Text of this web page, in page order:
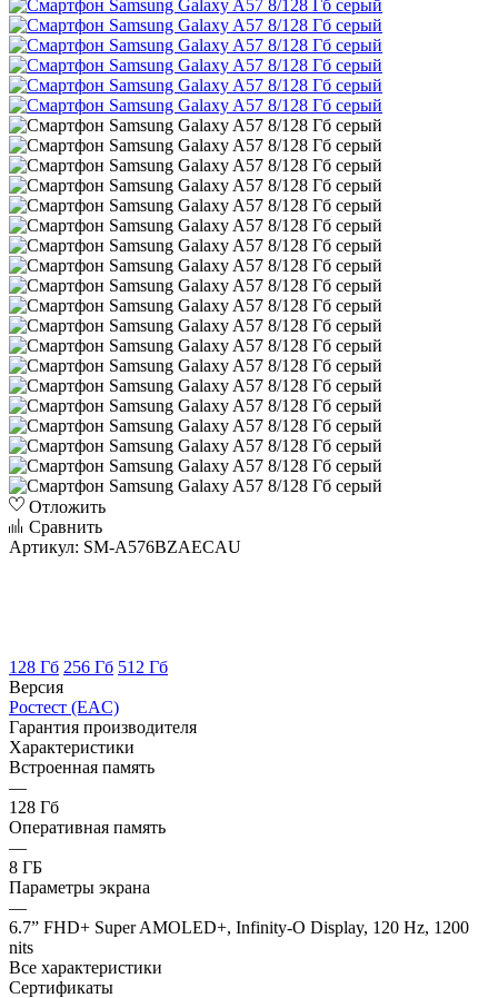
Отложить
Сравнить
Артикул: SM-A576BZAECAU
128 Гб 256 Гб 512 Гб
Версия
Ростест (EAC)
Гарантия производителя
Характеристики
Встроенная память
—
128 Гб
Оперативная память
—
8 ГБ
Параметры экрана
—
6.7” FHD+ Super AMOLED+, Infinity-O Display, 120 Hz, 1200
nits
Все характеристики
Сертификаты